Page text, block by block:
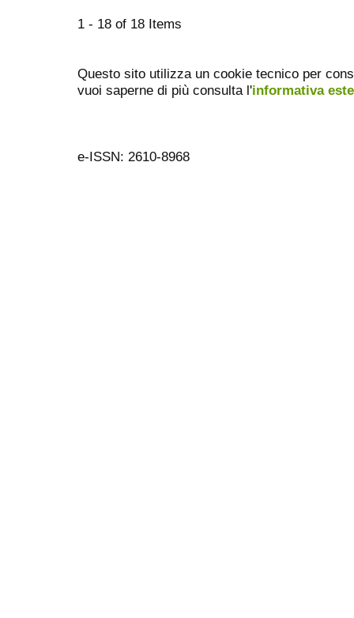
1 - 18 of 18 Items
Questo sito utilizza un cookie tecnico per
vuoi saperne di più consulta l'informativa
e-ISSN: 2610-8968